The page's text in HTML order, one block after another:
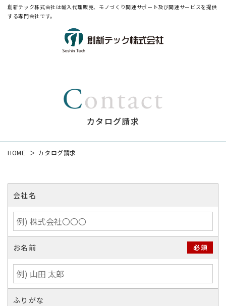
創新テック株式会社は輸入代理販売、モノづくり関連サポート及び関連サービスを提供
する専門会社です。
カタログ請求
HOME カタログ請求
会社名
お名前 必須
ふりがな